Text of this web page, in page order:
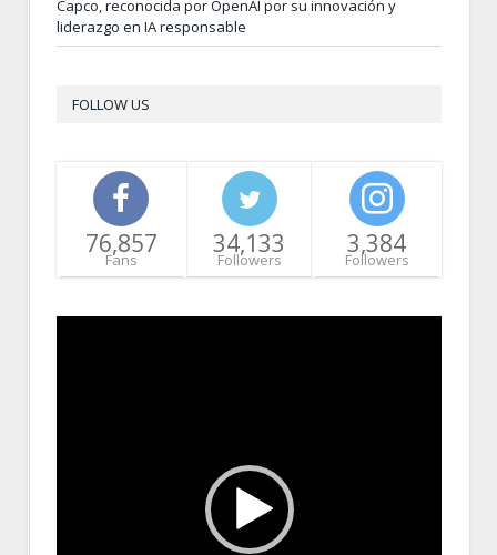
Capco, reconocida por OpenAI por su innovación y
liderazgo en IA responsable
FOLLOW US
76,857
Fans
34,133
Followers
3,384
Followers